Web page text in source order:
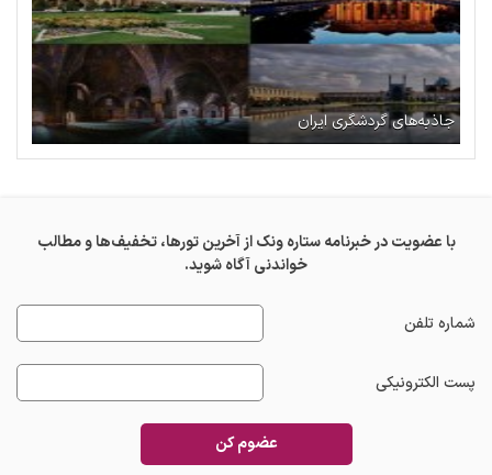
جاذبه‌های گردشگری ایران
با عضویت در خبرنامه ستاره ونک از آخرین تورها، تخفیف‌ها و مطالب
خواندنی آگاه شوید.
شماره تلفن
پست الکترونیکی
عضوم کن